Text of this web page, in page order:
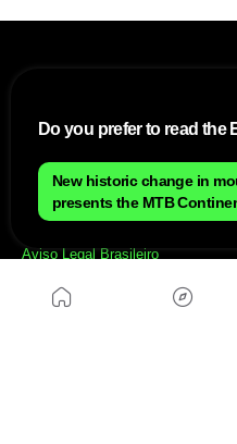
Aviso Legal Brasileiro
Anúnciate con nosotros brasileiro
Política de privacidad brasileiro
Do you prefer to read the
New historic change in
presents the MTB